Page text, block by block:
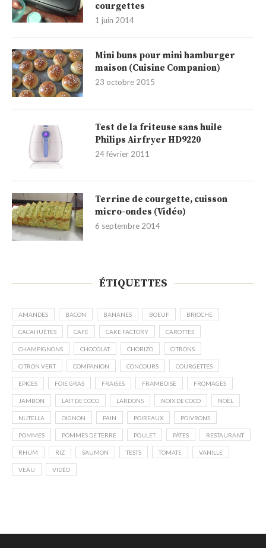
courgettes
1 juin 2014
Mini buns pour mini hamburger
maison (Cuisine Companion)
23 octobre 2015
Test de la friteuse sans huile
Philips Airfryer HD9220
24 février 2011
Terrine de courgette, cuisson
micro-ondes (Vidéo)
6 septembre 2014
ÉTIQUETTES
AMANDES BACON BANANES BOEUF BRIOCHE
CACAHUÈTES CAFÉ CAKE FACTORY CAROTTES
CHAMPIGNONS CHOCOLAT CHORIZO CITRONS
CITRON VERT COMPANION CONCOURS COURGETTES
EPICES FOIE GRAS FRAISES FRAMBOISE FROMAGES
JAMBON LAIT DE COCO LARDONS NOIX DE COCO NOËL
NUTELLA OIGNON PAIN POIREAUX POIVRONS
POMMES POMMES DE TERRE POULET PÂTES RESTAURANT
RHUM RIZ SAUMON TESTS TOMATE VANILLE
VEAU VIDÉO